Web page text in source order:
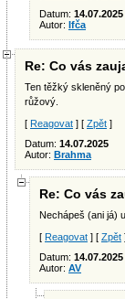
Datum: 14.07.2025
Autor: Ifča
Re: Co vás
Ten těžký skleněný
růžový.
[ Reagovat ] [ Zpět ]
Datum: 14.07.2025
Autor: Brahma
Re: Co vás
Nechápeš (ani já)
[ Reagovat ] [ Zpět
Datum: 14.07.2025
Autor: AV